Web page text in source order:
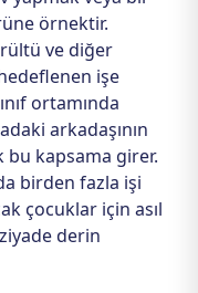
örnektir.
ve diğer
işe
ortamında
arkadaşının
bu kapsama girer.
birden fazla işi
çocuklar için asıl
derin